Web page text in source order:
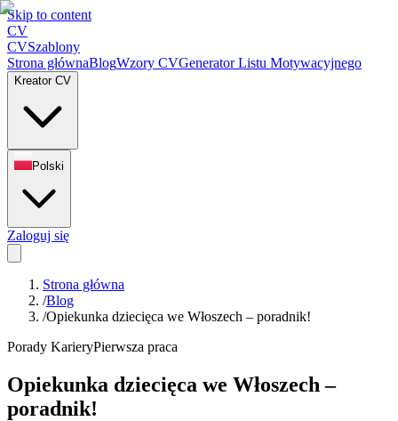
Skip to content
CV
CVSzablony
Strona głównaBlogWzory CVGenerator Listu Motywacyjnego
Kreator CV
Polski
Zaloguj się
Strona główna
/Blog
/Opiekunka dziecięca we Włoszech – poradnik!
Porady KarieryPierwsza praca
Opiekunka dziecięca we Włoszech –
poradnik!